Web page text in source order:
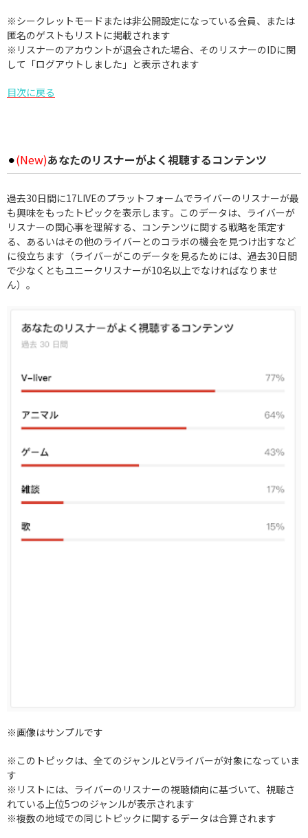
※シークレットモードまたは非公開設定になっている会員、または
匿名のゲストもリストに掲載されます
※リスナーのアカウントが退会された場合、そのリスナーのIDに関
して「ログアウトしました」と表示されます
目次に戻る
⚫︎(New)あなたのリスナーがよく視聴するコンテンツ
過去30日間に17LIVEのプラットフォームでライバーのリスナーが最
も興味をもったトピックを表示します。このデータは、ライバーが
リスナーの関心事を理解する、コンテンツに関する戦略を策定す
る、あるいはその他のライバーとのコラボの機会を見つけ出すなど
に役立ちます（ライバーがこのデータを見るためには、過去30日間
で少なくともユニークリスナーが10名以上でなければなりませ
ん）。
※画像はサンプルです
※このトピックは、全てのジャンルとVライバーが対象になっていま
す
※リストには、ライバーのリスナーの視聴傾向に基づいて、視聴さ
れている上位5つのジャンルが表示されます
※複数の地域での同じトピックに関するデータは合算されます